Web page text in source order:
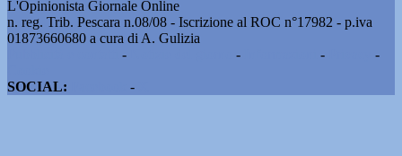
L'Opinionista Giornale Online
n. reg. Trib. Pescara n.08/08 - Iscrizione al ROC n°17982 - p.iva
01873660680 a cura di A. Gulizia
- - -
-
SOCIAL:
-